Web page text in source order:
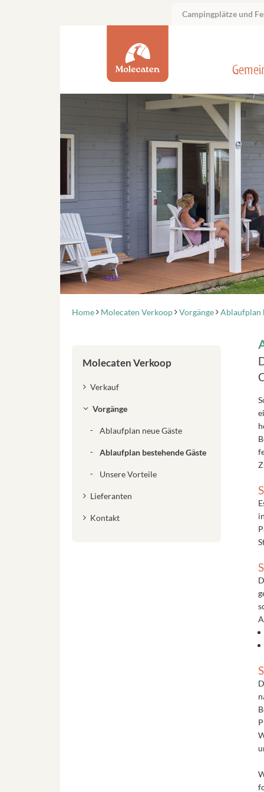
Campingplätze und
Home Molecaten Verkoop Vorgänge Ablaufplan
Molecaten Verkoop
Verkauf
Vorgänge
Ablaufplan neue Gäste
Ablaufplan bestehende Gäste
Unsere Vorteile
Lieferanten
Kontakt